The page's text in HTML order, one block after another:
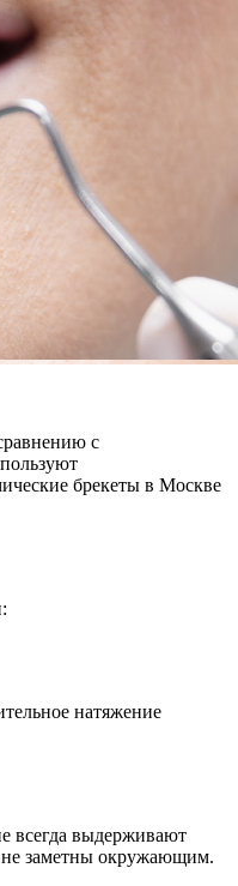
с
брекеты в Москве
натяжение
всегда выдерживают
не заметны окружающим.